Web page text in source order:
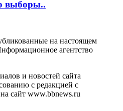
выборы..
на настоящем
агентство
и новостей сайта
с редакцией с
сайт www.bbnews.ru